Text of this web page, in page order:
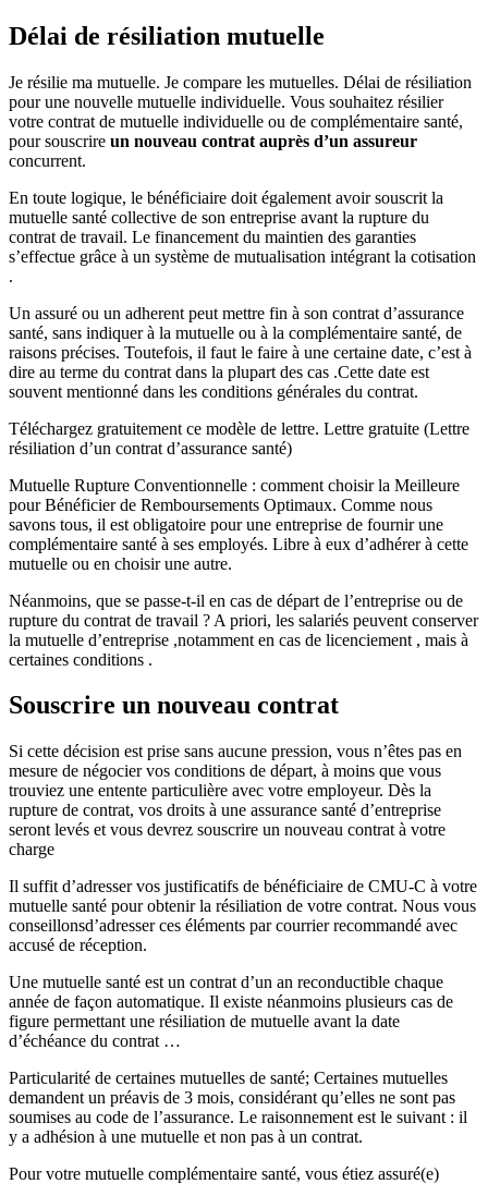
Délai de résiliation mutuelle
Je résilie ma mutuelle. Je compare les mutuelles. Délai de résiliation
pour une nouvelle mutuelle individuelle. Vous souhaitez résilier
votre contrat de mutuelle individuelle ou de complémentaire santé,
pour souscrire un nouveau contrat auprès d’un assureur
concurrent.
En toute logique, le bénéficiaire doit également avoir souscrit la
mutuelle santé collective de son entreprise avant la rupture du
contrat de travail. Le financement du maintien des garanties
s’effectue grâce à un système de mutualisation intégrant la cotisation
.
Un assuré ou un adherent peut mettre fin à son contrat d’assurance
santé, sans indiquer à la mutuelle ou à la complémentaire santé, de
raisons précises. Toutefois, il faut le faire à une certaine date, c’est à
dire au terme du contrat dans la plupart des cas .Cette date est
souvent mentionné dans les conditions générales du contrat.
Téléchargez gratuitement ce modèle de lettre. Lettre gratuite (Lettre
résiliation d’un contrat d’assurance santé)
Mutuelle Rupture Conventionnelle : comment choisir la Meilleure
pour Bénéficier de Remboursements Optimaux. Comme nous
savons tous, il est obligatoire pour une entreprise de fournir une
complémentaire santé à ses employés. Libre à eux d’adhérer à cette
mutuelle ou en choisir une autre.
Néanmoins, que se passe-t-il en cas de départ de l’entreprise ou de
rupture du contrat de travail ? A priori, les salariés peuvent conserver
la mutuelle d’entreprise ,notamment en cas de licenciement , mais à
certaines conditions .
Souscrire un nouveau contrat
Si cette décision est prise sans aucune pression, vous n’êtes pas en
mesure de négocier vos conditions de départ, à moins que vous
trouviez une entente particulière avec votre employeur. Dès la
rupture de contrat, vos droits à une assurance santé d’entreprise
seront levés et vous devrez souscrire un nouveau contrat à votre
charge
Il suffit d’adresser vos justificatifs de bénéficiaire de CMU-C à votre
mutuelle santé pour obtenir la résiliation de votre contrat. Nous vous
conseillonsd’adresser ces éléments par courrier recommandé avec
accusé de réception.
Une mutuelle santé est un contrat d’un an reconductible chaque
année de façon automatique. Il existe néanmoins plusieurs cas de
figure permettant une résiliation de mutuelle avant la date
d’échéance du contrat …
Particularité de certaines mutuelles de santé; Certaines mutuelles
demandent un préavis de 3 mois, considérant qu’elles ne sont pas
soumises au code de l’assurance. Le raisonnement est le suivant : il
y a adhésion à une mutuelle et non pas à un contrat.
Pour votre mutuelle complémentaire santé, vous étiez assuré(e)